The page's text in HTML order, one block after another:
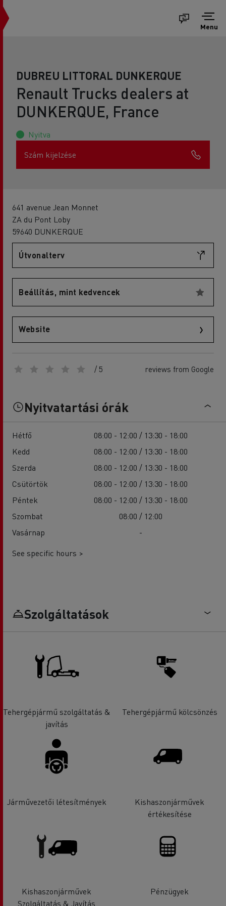
Menu
DUBREU LITTORAL DUNKERQUE
Renault Trucks dealers at
DUNKERQUE, France
Nyitva
Szám kijelzése
641 avenue Jean Monnet
ZA du Pont Loby
59640 DUNKERQUE
Útvonalterv
Beállítás, mint kedvencek
Website
/ 5 reviews from Google
Nyitvatartási órák
Hétfő
08:00 - 12:00 / 13:30 - 18:00
Kedd
08:00 - 12:00 / 13:30 - 18:00
Szerda
08:00 - 12:00 / 13:30 - 18:00
Csütörtök
08:00 - 12:00 / 13:30 - 18:00
Péntek
08:00 - 12:00 / 13:30 - 18:00
Szombat
08:00 / 12:00
Vasárnap
-
See specific hours >
Szolgáltatások
Tehergépjármű szolgáltatás &
javítás
Tehergépjármű kölcsönzés
Járművezetői létesítmények
Kishaszonjárművek
értékesítése
Kishaszonjárművek
Szolgáltatás & Javítás
Pénzügyek